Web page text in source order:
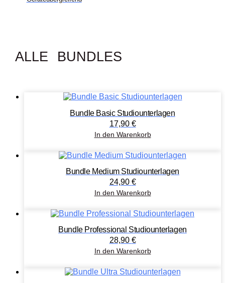
ALLE BUNDLES
Bundle Basic Studiounterlagen
17,90 €
In den Warenkorb
Bundle Medium Studiounterlagen
24,90 €
In den Warenkorb
Bundle Professional Studiounterlagen
28,90 €
In den Warenkorb